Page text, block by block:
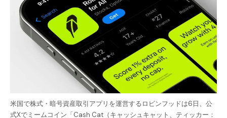
米国で株式・暗号資産取引アプリを運営するロビンフッドは6日、公
式Xでミームコイン「Cash Cat（キャッシュキャット、ティッカー：